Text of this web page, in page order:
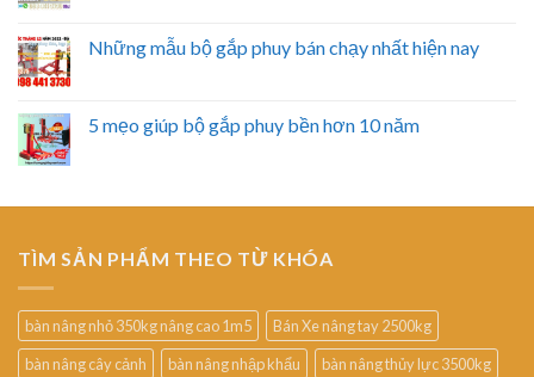
Những mẫu bộ gắp phuy bán chạy nhất hiện nay
5 mẹo giúp bộ gắp phuy bền hơn 10 năm
TÌM SẢN PHẨM THEO TỪ KHÓA
bàn nâng nhỏ 350kg nâng cao 1m5
Bán Xe nâng tay 2500kg
bàn nâng cây cảnh
bàn nâng nhập khẩu
bàn nâng thủy lực 3500kg